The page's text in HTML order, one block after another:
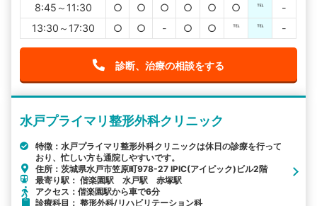
8:45～11:30
○ ○ ○ ○ ○ ○ ℡
-
13:30～17:30
○ ○ - ○ ○ ℡ ℡ -
診断、治療の相談をする
水戸プライマリ整形外科クリニック
特徴：水戸プライマリ整形外科クリニックは休日の診療を行って
おり、忙しい方も通院しやすいです。
住所：茨城県水戸市笠原町978-27 IPIC(アイピック)ビル2階
最寄り駅： 偕楽園駅 水戸駅 赤塚駅
アクセス：偕楽園駅から車で6分
診療科目： 整形外科/リハビリテーション科